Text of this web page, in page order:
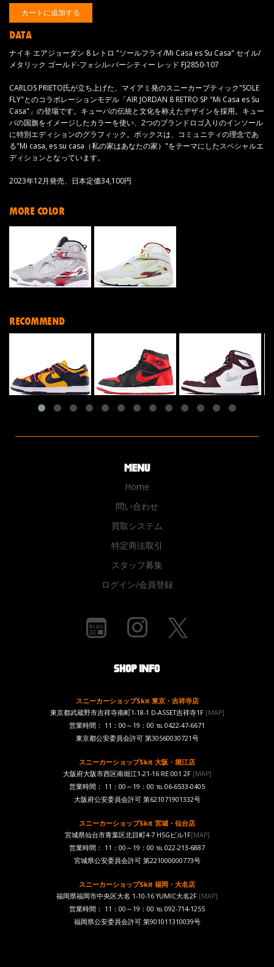
DATA
ナイキ エアジョーダン 8 レトロ "ソールフライ/Mi Casa es Su Casa" セイル/
メタリック ゴールド-フォシル-バーシティー レッド FJ2850-107
CARLOS PRIETO氏が立ち上げた、マイアミ発のスニーカーブティック"SOLE
FLY"とのコラボレーションモデル「AIR JORDAN 8 RETRO SP "Mi Casa es Su
Casa"」の登場です。キューバの伝統と文化を称えたデザインを採用。キュー
バの国旗をイメージしたカラーを使い、2つのブランドロゴ入りのインソール
に特別エディションのグラフィック。ボックスは、コミュニティの理念であ
る"Mi casa, es su casa（私の家はあなたの家）"をテーマにしたスペシャルエ
ディションとなっています。
2023年12月発売、日本定価34,100円
MORE COLOR
RECOMMEND
Home
問い合わせ
買取システム
特定商法取引
スタッフ募集
ログイン/会員登録
スニーカーショップSkit 東京・吉祥寺店
東京都武蔵野市吉祥寺南町1-18-1 D-ASSET吉祥寺1F [MAP]
営業時間： 11：00～19：00 ℡ 0422-47-6671
東京都公安委員会許可 第30560030721号
スニーカーショップSkit 大阪・堀江店
大阪府大阪市西区南堀江1-21-16 RE:001 2F[MAP]
営業時間： 11：00～19：00 ℡ 06-6533-0405
大阪府公安委員会許可 第621071901332号
スニーカーショップSkit 宮城・仙台店
宮城県仙台市青葉区北目町4-7 HSGビル1F[MAP]
営業時間： 11：00～19：00 ℡ 022-213-6887
宮城県公安委員会許可 第221000000773号
スニーカーショップSkit 福岡・大名店
福岡県福岡市中央区大名 1-10-16 YUMIC大名2F [MAP]
営業時間： 11：00～19：00 ℡ 092-714-1255
福岡県公安委員会許可 第901011310039号